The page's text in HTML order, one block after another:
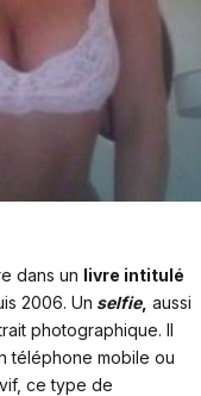
dans un livre intitulé
2006. Un selfie, aussi
photographique. Il
téléphone mobile ou
ce type de